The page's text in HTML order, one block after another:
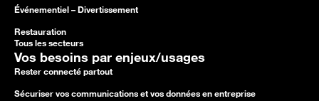
Événementiel – Divertissement
Restauration
Tous les secteurs
Vos besoins par enjeux/usages
Rester connecté partout
Sécuriser vos communications et vos données en entreprise